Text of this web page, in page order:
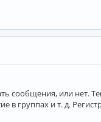
сообщения, или нет.
и т. д.